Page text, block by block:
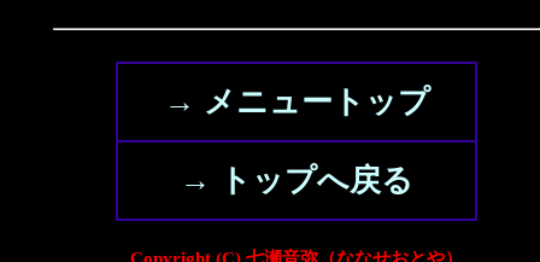
→ メニュートップ
→ トップへ戻る